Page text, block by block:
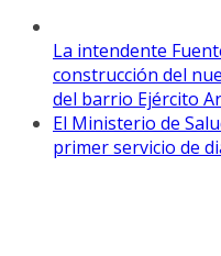
La intendente
construcción del
del barrio Ejército
El Ministerio de
primer servicio de